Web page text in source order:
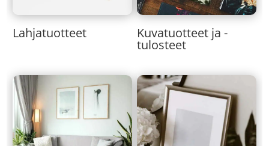
Lahjatuotteet Kuvatuotteet ja -
tulosteet